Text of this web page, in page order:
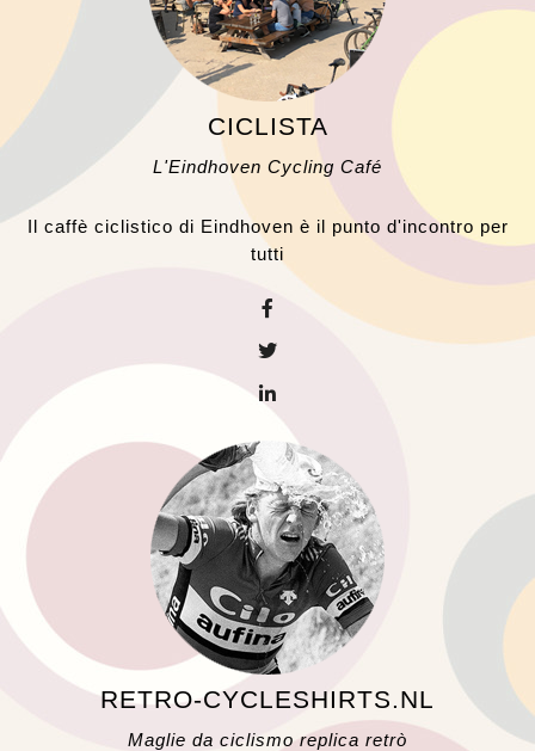
CICLISTA
L'Eindhoven Cycling Café
Il caffè ciclistico di Eindhoven è il punto d'incontro per
tutti
RETRO-CYCLESHIRTS.NL
Maglie da ciclismo replica retrò